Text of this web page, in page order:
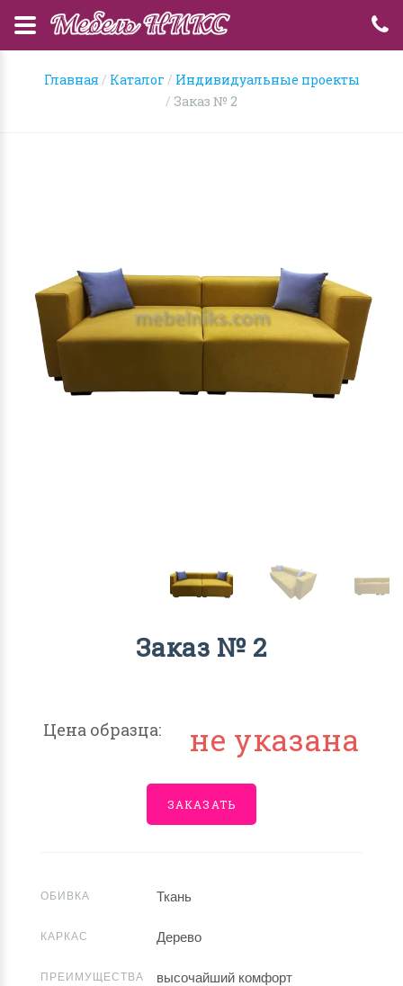
Главная Каталог
Индивидуальные проекты
Заказ № 2
Заказ № 2
Цена образца: не указана
ЗАКАЗАТЬ
ОБИВКА Ткань
КАРКАС Дерево
ПРЕИМУЩЕСТВА высочайший комфорт